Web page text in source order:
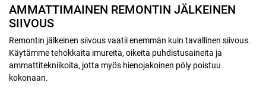
AMMATTIMAINEN REMONTIN JÄLKEINEN
SIIVOUS
Remontin jälkeinen siivous vaatii enemmän kuin tavallinen siivous.
Käytämme tehokkaita imureita, oikeita puhdistusaineita ja
ammattitekniikoita, jotta myös hienojakoinen pöly poistuu
kokonaan.